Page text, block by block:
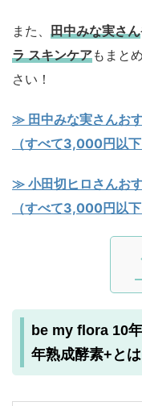
また、 田中みな実さん
ラ スキンケアもまと
さい！
≫ 田中みな実さんお
（すべて3,000円以下
≫ 小田切ヒロさんお
（すべて3,000円以下
be my flora 10
年熟成酵素+とは